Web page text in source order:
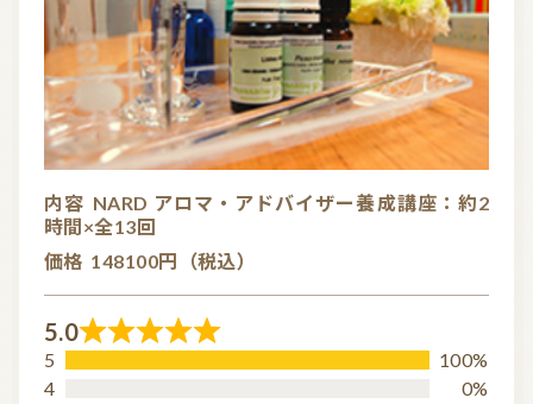
全ての特集
ITEMS CATEGORY
信頼できるアロマブランド（海外）
オーガニック香水
アロマストーン教室
内容 NARD アロマ・アドバイザー養成講座：約2
時間×全13回
価格 148100円（税込）
5.0
R
5
100%
4
0%